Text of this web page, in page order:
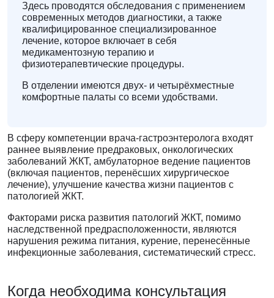
Здесь проводятся обследования с применением
современных методов диагностики, а также
квалифицированное специализированное
лечение, которое включает в себя
медикаментозную терапию и
физиотерапевтические процедуры.
В отделении имеются двух- и четырёхместные
комфортные палаты со всеми удобствами.
В сферу компетенции врача-гастроэнтеролога входят
раннее выявление предраковых, онкологических
заболеваний ЖКТ, амбулаторное ведение пациентов
(включая пациентов, перенёсших хирургическое
лечение), улучшение качества жизни пациентов с
патологией ЖКТ.
Факторами риска развития патологий ЖКТ, помимо
наследственной предрасположенности, являются
нарушения режима питания, курение, перенесённые
инфекционные заболевания, систематический стресс.
Когда необходима консультация